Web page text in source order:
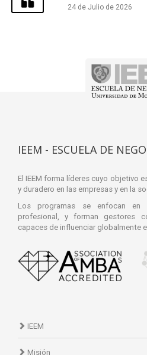
24 de Julio de 2026
IEEM - ESCUELA DE
El IEEM forma líderes cuyo objetivo
y duradero en las empresas y en la
Los programas se enfocan en
profesional, y forman gestores
capaces de influenciar globalmente
IEEM
Misión